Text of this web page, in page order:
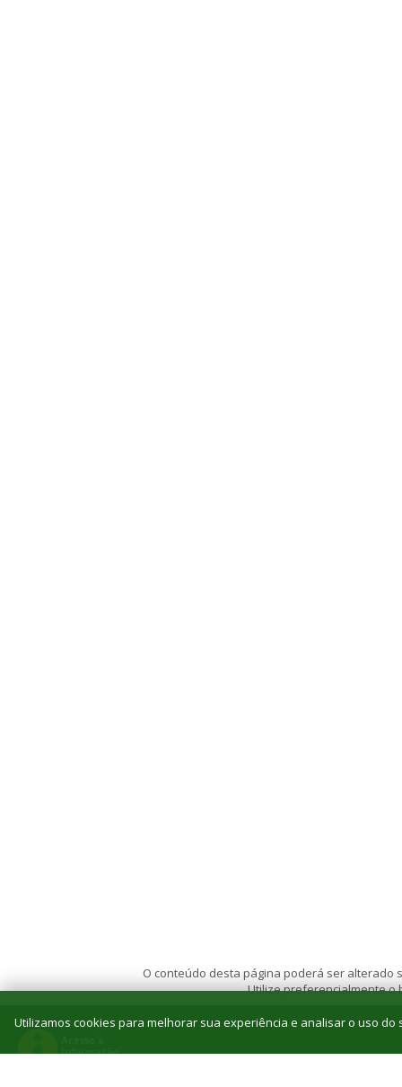
O conteúdo desta página poderá ser alterado
Utilize preferencialmente
Utilizamos cookies para melhorar sua experiência e analisar o uso do